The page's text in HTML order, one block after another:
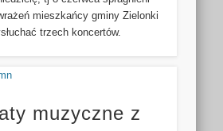
mieszkańcy gminy Zielonki
trzech koncertów.
muzyczne z